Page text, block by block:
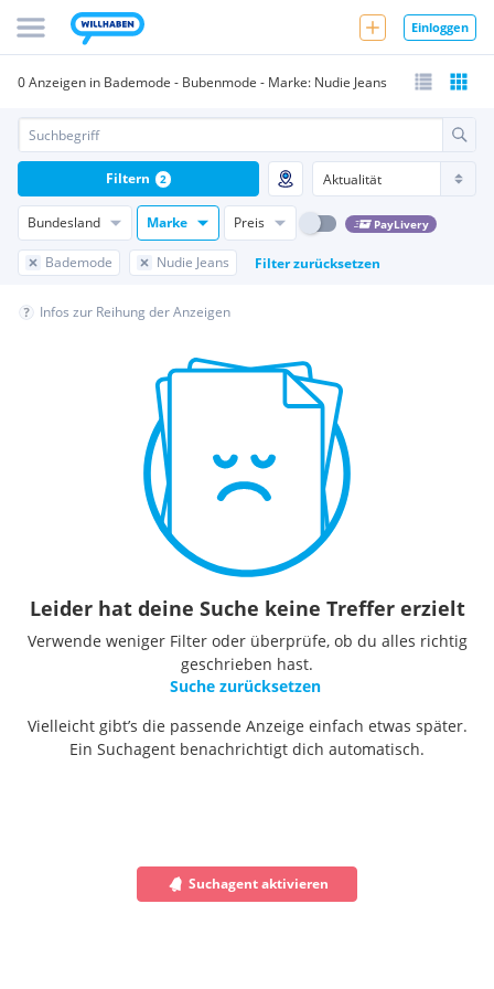
Einloggen
0 Anzeigen in Bademode - Bubenmode - Marke: Nudie Jeans
Bundesland Marke Preis PayLivery
Bademode Nudie Jeans Filter zurücksetzen
Filtern 2
Infos zur Reihung der Anzeigen
Leider hat deine Suche keine Treffer erzielt
Verwende weniger Filter oder überprüfe, ob du alles richtig
geschrieben hast.
Suche zurücksetzen
Vielleicht gibt’s die passende Anzeige einfach etwas später.
Ein Suchagent benachrichtigt dich automatisch.
Suchagent aktivieren